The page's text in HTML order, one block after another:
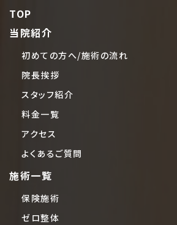
TOP
当院紹介
初めての方へ/施術の流れ
院長挨拶
スタッフ紹介
料金一覧
アクセス
よくあるご質問
施術一覧
保険施術
ゼロ整体